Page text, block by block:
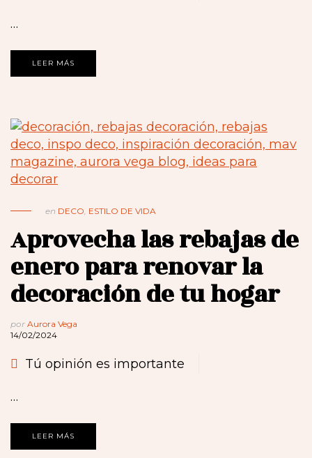
…
LEER MÁS
en DECO, ESTILO DE VIDA
Aprovecha las rebajas de
enero para renovar la
decoración de tu hogar
por Aurora Vega
14/02/2024
Tú opinión es importante
…
LEER MÁS